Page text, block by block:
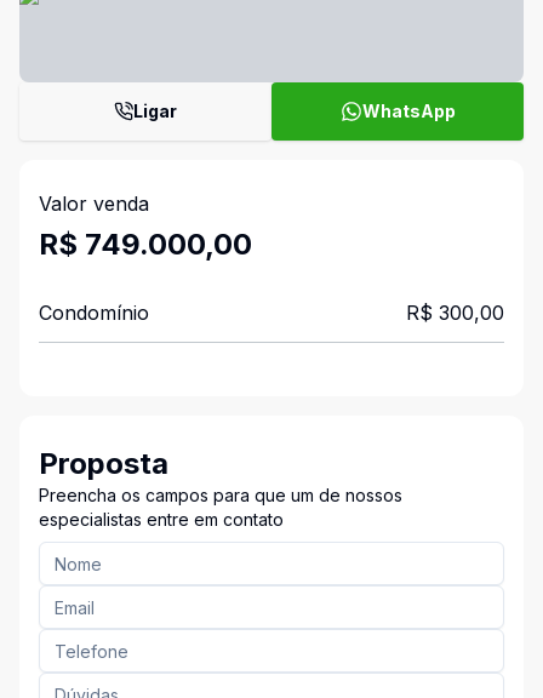
Ligar WhatsApp
Valor venda
R$ 749.000,00
Condomínio R$ 300,00
Proposta
Preencha os campos para que um de nossos
especialistas entre em contato